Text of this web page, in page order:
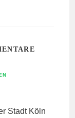
Stadt Köln